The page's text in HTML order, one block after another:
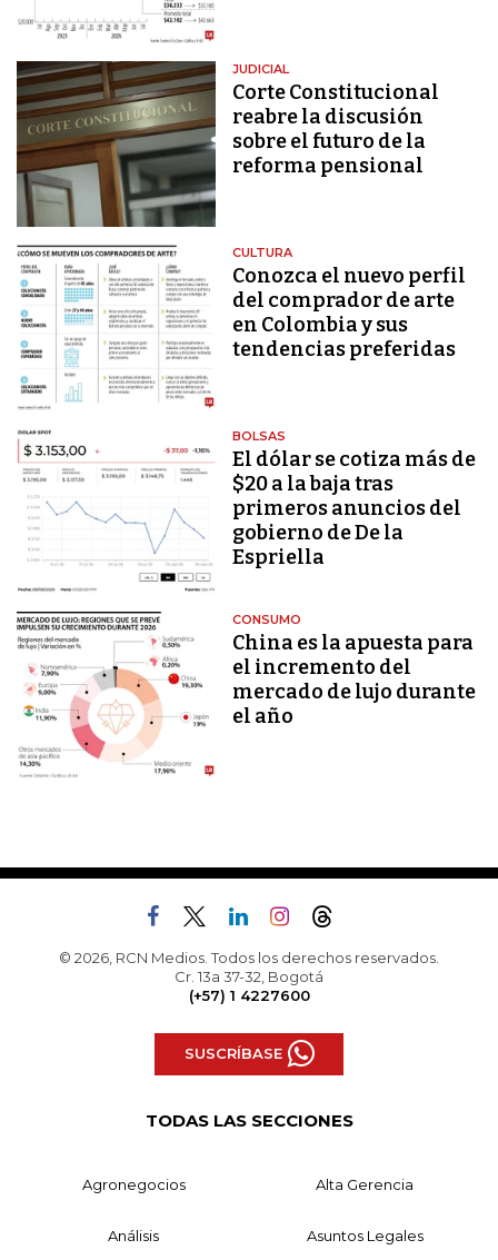
JUDICIAL
Corte Constitucional
reabre la discusión
sobre el futuro de la
reforma pensional
CULTURA
Conozca el nuevo perfil
del comprador de arte
en Colombia y sus
tendencias preferidas
BOLSAS
El dólar se cotiza más de
$20 a la baja tras
primeros anuncios del
gobierno de De la
Espriella
CONSUMO
China es la apuesta para
el incremento del
mercado de lujo durante
el año
© 2026, RCN Medios. Todos los derechos reservados.
Cr. 13a 37-32, Bogotá
(+57) 1 4227600
SUSCRÍBASE
TODAS LAS SECCIONES
Agronegocios Alta Gerencia
Análisis Asuntos Legales